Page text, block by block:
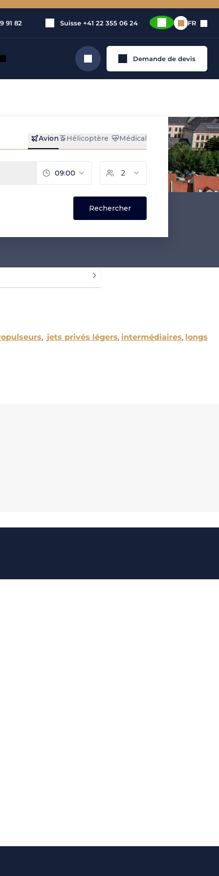
91 82 Suisse +41 22 355 06 24 FR
Rechercher Demande de devis
, jets privés légers, intermédiaires, longs